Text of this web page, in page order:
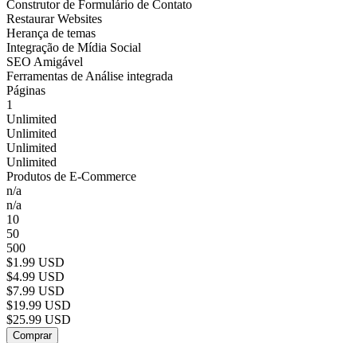
Construtor de Formulário de Contato
Restaurar Websites
Herança de temas
Integração de Mídia Social
SEO Amigável
Ferramentas de Análise integrada
Páginas
1
Unlimited
Unlimited
Unlimited
Unlimited
Produtos de E-Commerce
n/a
n/a
10
50
500
$1.99 USD
$4.99 USD
$7.99 USD
$19.99 USD
$25.99 USD
Comprar